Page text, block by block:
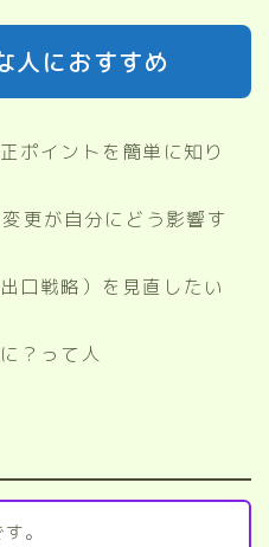
人におすすめ
ポイントを簡単に知り
更が自分にどう影響す
口戦略）を見直したい
？って人
。